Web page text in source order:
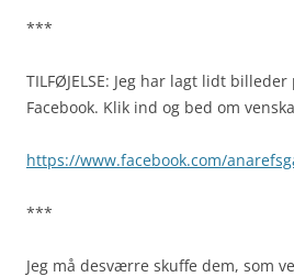
***
TILFØJELSE: Jeg har lagt lidt
Facebook. Klik ind og bed om
https://www.facebook.com/
***
Jeg må desværre skuffe dem, som